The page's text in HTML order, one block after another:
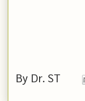
By Dr. ST